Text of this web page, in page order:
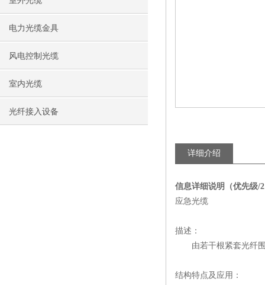
电力光缆金具
风电控制光缆
室内光缆
光纤接入设备
详细介绍
信息详细说明（优先级/
应急光缆
描述：
由若干根紧套光纤围
结构特点及应用：